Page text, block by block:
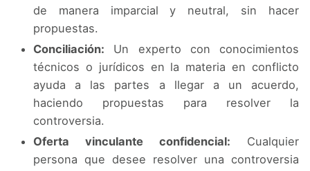
de manera imparcial y neutral, sin hacer
propuestas.
Conciliación: Un experto con conocimientos
técnicos o jurídicos en la materia en conflicto
ayuda a las partes a llegar a un acuerdo,
haciendo propuestas para resolver la
controversia.
Oferta vinculante confidencial: Cualquier
persona que desee resolver una controversia